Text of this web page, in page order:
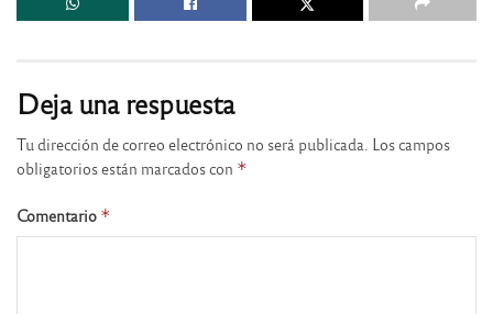
Deja una respuesta
Tu dirección de correo electrónico no será publicada. Los campos
obligatorios están marcados con *
Comentario *